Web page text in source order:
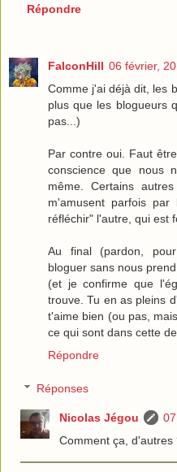
Répondre
FalconHill 06 février,
Comme j'ai déjà dit, les
plus que les blogueurs
pas...)
Par contre oui. Faut
conscience que nous
même. Certains
m'amusent parfois par
réfléchir" l'autre, qui est
Au final (pardon,
bloguer sans nous
(et je confirme que
trouve. Tu en as pleins
t'aime bien (ou pas,
ce qui sont dans cette
Répondre
Réponses
Nicolas Jégou
Comment ça, d'autres